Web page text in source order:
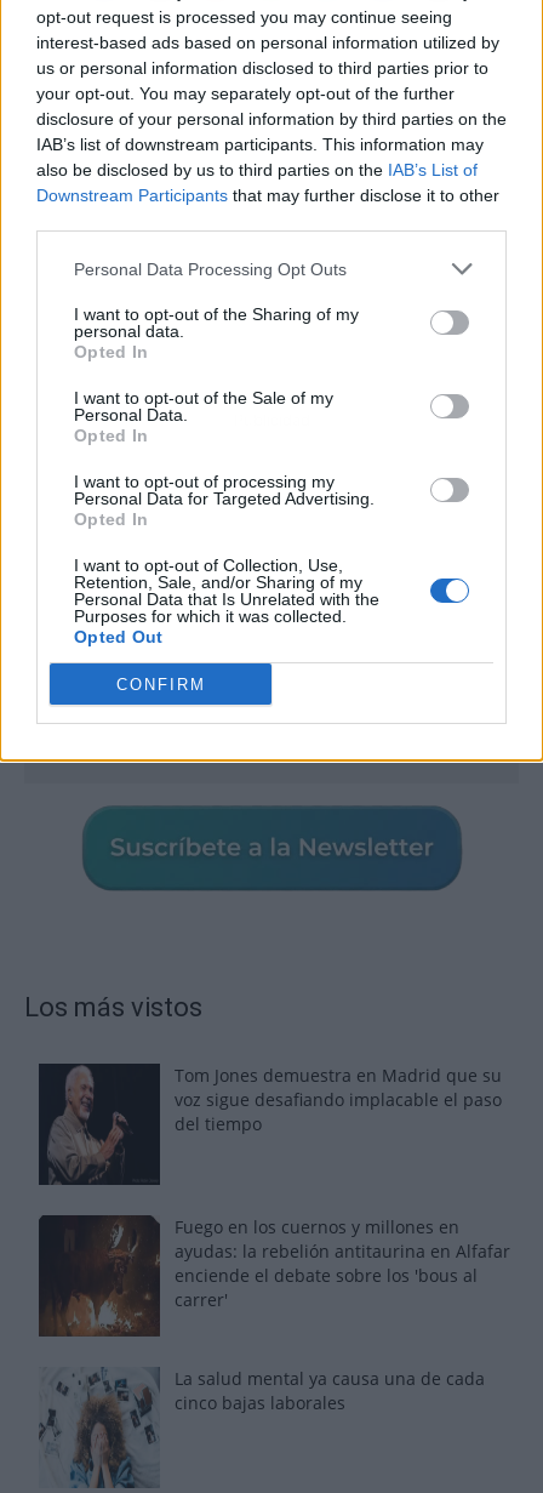
opt-out request is processed you may continue seeing
interest-based ads based on personal information utilized by
us or personal information disclosed to third parties prior to
your opt-out. You may separately opt-out of the further
disclosure of your personal information by third parties on the
IAB’s list of downstream participants. This information may
also be disclosed by us to third parties on the IAB’s List of
Downstream Participants that may further disclose it to other
Personal Data Processing Opt Outs
I want to opt-out of the Sharing of my
personal data.
Opted In
I want to opt-out of the Sale of my
Personal Data.
Opted In
I want to opt-out of processing my
Personal Data for Targeted Advertising.
Opted In
I want to opt-out of Collection, Use,
Retention, Sale, and/or Sharing of my
Personal Data that Is Unrelated with the
Purposes for which it was collected.
Opted Out
CONFIRM
Los más vistos
Tom Jones demuestra en Madrid que su
voz sigue desafiando implacable el paso
del tiempo
Fuego en los cuernos y millones en
ayudas: la rebelión antitaurina en Alfafar
enciende el debate sobre los 'bous al
carrer'
La salud mental ya causa una de cada
cinco bajas laborales